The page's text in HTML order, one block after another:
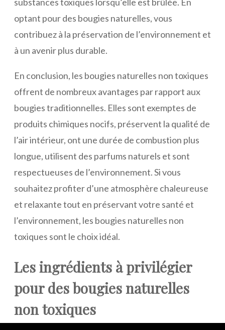
substances toxiques lorsqu’elle est brûlée. En
optant pour des bougies naturelles, vous
contribuez à la préservation de l’environnement et
à un avenir plus durable.
En conclusion, les bougies naturelles non toxiques
offrent de nombreux avantages par rapport aux
bougies traditionnelles. Elles sont exemptes de
produits chimiques nocifs, préservent la qualité de
l’air intérieur, ont une durée de combustion plus
longue, utilisent des parfums naturels et sont
respectueuses de l’environnement. Si vous
souhaitez profiter d’une atmosphère chaleureuse
et relaxante tout en préservant votre santé et
l’environnement, les bougies naturelles non
toxiques sont le choix idéal.
Les ingrédients à privilégier
pour des bougies naturelles
non toxiques